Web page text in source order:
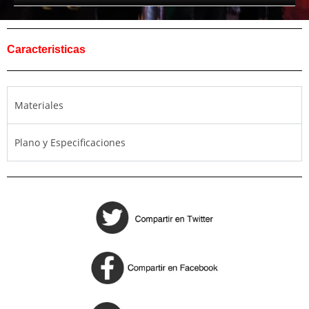
Caracteristicas
Materiales
Plano y Especificaciones